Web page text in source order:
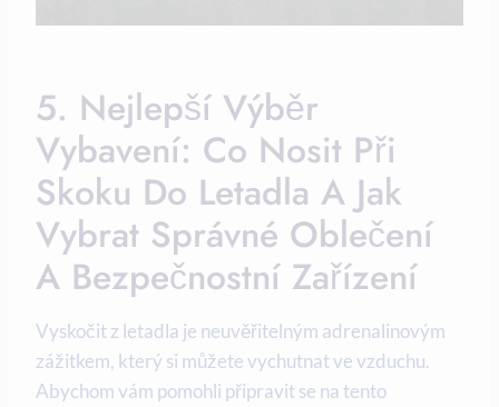
5. Nejlepší Výběr
Vybavení: Co Nosit Při
Skoku Do Letadla A Jak
Vybrat Správné Oblečení
A Bezpečnostní Zařízení
Vyskočit z letadla je neuvěřitelným adrenalinovým
zážitkem, který si můžete vychutnat ve vzduchu.
Abychom vám pomohli připravit se na tento